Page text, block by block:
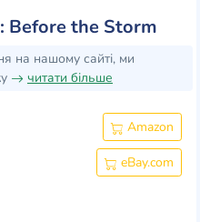
Before the Storm
на нашому сайті, ми
читати більше
Amazon
eBay.com